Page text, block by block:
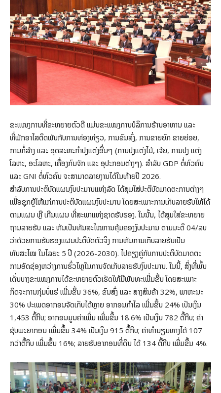
ຂະແໜງການທີ່ຂະຫຍາຍຕົວດີ ແມ່ນຂະແໜງການບໍລິການຮ້ານອາຫານ ແລະ
ທີ່ພັກອາໄສຕິດພັນກັບການທ່ອງທ່ຽວ, ການຂົນສົ່ງ, ການຂາຍຍົກ ຂາຍຍ່ອຍ,
ການກໍ່ສ້າງ ແລະ ອຸດສະຫະກຳປຸງແຕ່ງອື່ນໆ (ການປຸງແຕ່ງໄມ້, ເຈ້ຍ, ການປຸງ ແຕ່ງ
ໂລຫະ, ອະໂລຫະ, ເຄື່ອງກົນຈັກ ແລະ ອຸປະກອນຕ່າງໆ). ສໍາລັບ GDP ຕໍ່ຫົວຄົນ
ແລະ GNI ຕໍ່ຫົວຄົນ ຈະສາມາດລາຍງານໄດ້ໃນທ້າຍປີ 2026.
ສໍາລັບການປະຕິບັດແຜນງົບປະມານແຫ່ງລັດ ໄດ້ສຸມໃສ່ປະຕິບັດມາດຕະການຕ່າງໆ
ເພື່ອຊຸກຍູ້ໃຫ້ແກ່ການປະຕິບັດແຜນງົບປະມານ ໂດຍສະເພາະການເກັບລາຍຮັບໃຫ້ໄດ້
ຕາມແຜນ ຫຼື ເກີນແຜນ ທີ່ສະພາແຫ່ງຊາດຮັບຮອງ. ໃນນັ້ນ, ໄດ້ສຸມໃສ່ຂະຫຍາຍ
ຖານລາຍຮັບ ແລະ ຫັນເປັນທັນສະໄໝການຄຸ້ມຄອງງົບປະມານ ຕາມມະຕິ 04/ລບ
ວ່າດ້ວຍການຮັບຮອງແຜນປະຕິບັດຕົວຈິງ ການຫັນການເກັບລາຍຮັບເປັນ
ທັນສະໄໝ ໃນໄລຍະ 5 ປີ (2026-2030). ໄປຄຽງຄູ່ກັບການປະຕິບັດມາດຕະ
ການອັດຊ່ອງຫວ່າງການຮົ່ວໄຫຼໃນການຈັດເກັບລາຍຮັບງົບປະມານ. ໃນນີ້, ສິ່ງທີ່ພົ້ນ
ເດັ່ນບາງຂະແໜງການໄດ້ຂະຫຍາຍຕົວເຮັດໃຫ້ມີພັນທະເພີ່ມຂຶ້ນ ໂດຍສະເພາະ
ກິດຈະການກຸ່ມບໍ່ແຮ່ ເພີ່ມຂຶ້ນ 36%, ຂົນສົ່ງ ແລະ ສາງສິນຄ້າ 32%, ພາຫະນະ
30% ປະເພດອາກອນຈັດເກັບໄດ້ຫຼາຍ ອາກອນກໍາໄລ ເພີ່ມຂຶ້ນ 24% ເປັນເງິນ
1,453 ຕື້ກີບ; ອາກອນມູນຄ່າເພີ່ມ ເພີ່ມຂຶ້ນ 18.6% ເປັນເງິນ 782 ຕື້ກີບ; ຄ່າ
ຊັບພະຍາກອນ ເພີ່ມຂຶ້ນ 34% ເປັນເງິນ 915 ຕື້ກີບ; ຄ່າທຳນຽມທາງໄດ້ 107
ກວ່າຕື້ກີບ ເພີ່ມຂຶ້ນ 16%; ລາຍຮັບອາກອນທີ່ດິນ ໄດ້ 134 ຕື້ກີບ ເພີ່ມຂຶ້ນ 4%.